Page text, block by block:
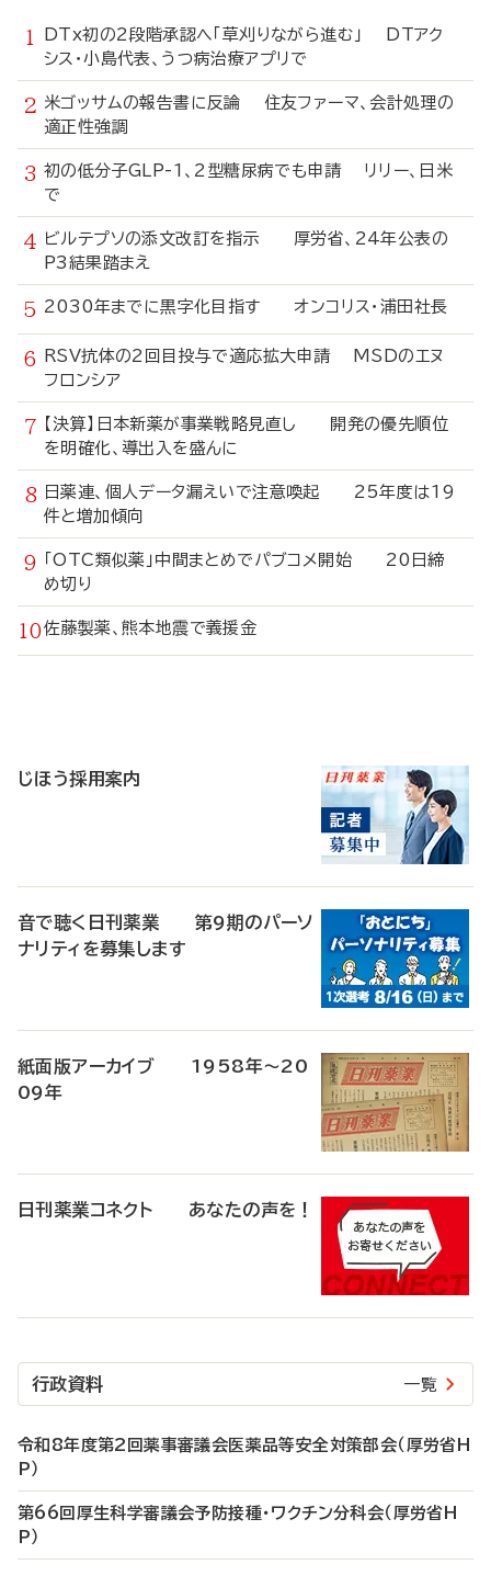
DTx初の2段階承認へ「草刈りながら進む」 DTアク
シス・小島代表、うつ病治療アプリで
米ゴッサムの報告書に反論 住友ファーマ、会計処理の
適正性強調
初の低分子GLP-1、2型糖尿病でも申請 リリー、日米
で
ビルテプソの添文改訂を指示 厚労省、24年公表の
P3結果踏まえ
2030年までに黒字化目指す オンコリス・浦田社長
RSV抗体の2回目投与で適応拡大申請 MSDのエヌ
フロンシア
【決算】日本新薬が事業戦略見直し 開発の優先順位
を明確化、導出入を盛んに
日薬連、個人データ漏えいで注意喚起 25年度は19
件と増加傾向
「OTC類似薬」中間まとめでパブコメ開始 20日締
め切り
佐藤製薬、熊本地震で義援金
じほう採用案内
音で聴く日刊薬業 第9期のパーソ
ナリティを募集します
紙面版アーカイブ 1958年～20
09年
日刊薬業コネクト あなたの声を！
行政資料 一覧
令和8年度第2回薬事審議会医薬品等安全対策部会（厚労省H
P）
第66回厚生科学審議会予防接種・ワクチン分科会（厚労省H
P）